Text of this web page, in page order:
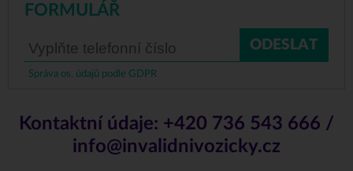
FORMULÁŘ
ODESLAT
Správa os. údajů podle GDPR
Kontaktní údaje: +420 736 543 666 /
info@invalidnivozicky.cz